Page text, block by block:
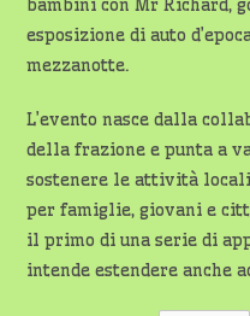
bambini con Mr Richard,
esposizione di auto
mezzanotte.
L’evento nasce dalla
della frazione e punta a
sostenere le attività
per famiglie, giovani e
il primo di una serie di
intende estendere anche